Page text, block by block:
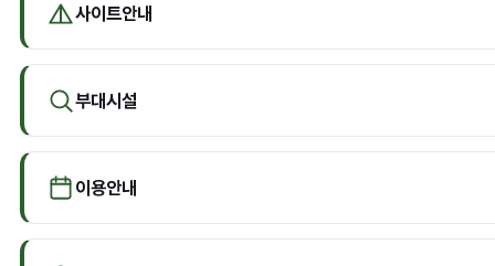
사이트안내
부대시설
이용안내